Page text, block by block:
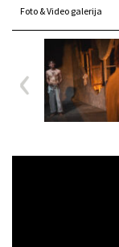
Foto & Video galerija